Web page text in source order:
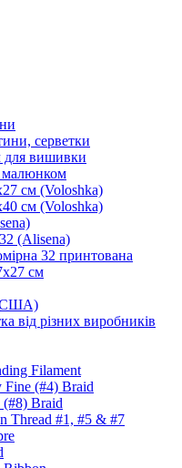
серветки
для вишивки
малюнком
см (Voloshka)
см (Voloshka)
(Alisena)
32 принтована
см
(США)
від різних виробників
Filament
(#4) Braid
Braid
Thread #1, #5 & #7